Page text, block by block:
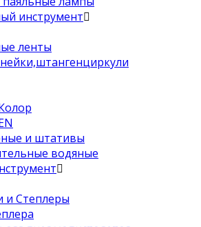
инструмент
ленты
и штативы
водяные
и Степлеры